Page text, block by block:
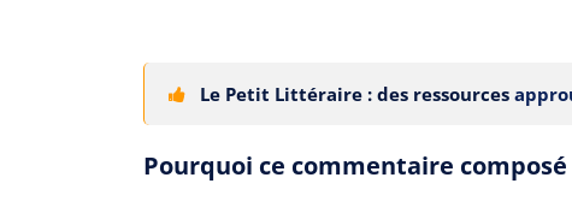
Le Petit Littéraire : des ressources
Pourquoi ce commentaire